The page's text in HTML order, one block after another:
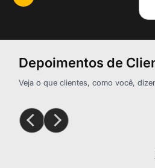
Depoimentos de
Veja o que clientes, como você,